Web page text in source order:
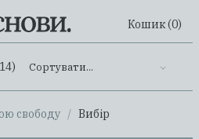
Кошик (0)
Сортувати...
свободу / Вибір